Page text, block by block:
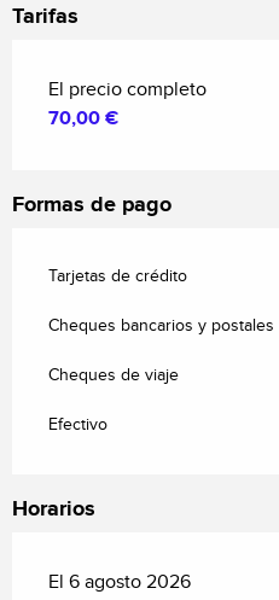
Tarifas
El precio completo
70,00 €
Formas de pago
Tarjetas de crédito
Cheques bancarios y postales
Cheques de viaje
Efectivo
Horarios
El 6 agosto 2026